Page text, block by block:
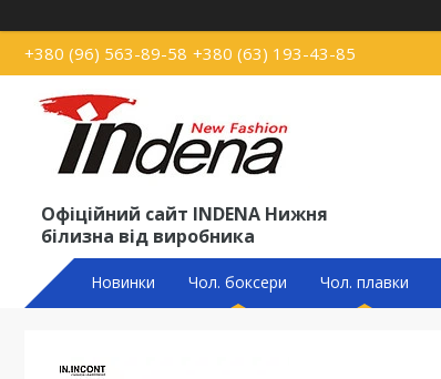
+380 (96) 563-89-58 +380 (63) 193-43-85
Офіційний сайт INDENA Нижня
білизна від виробника
Новинки Чол. боксери Чол. плавки